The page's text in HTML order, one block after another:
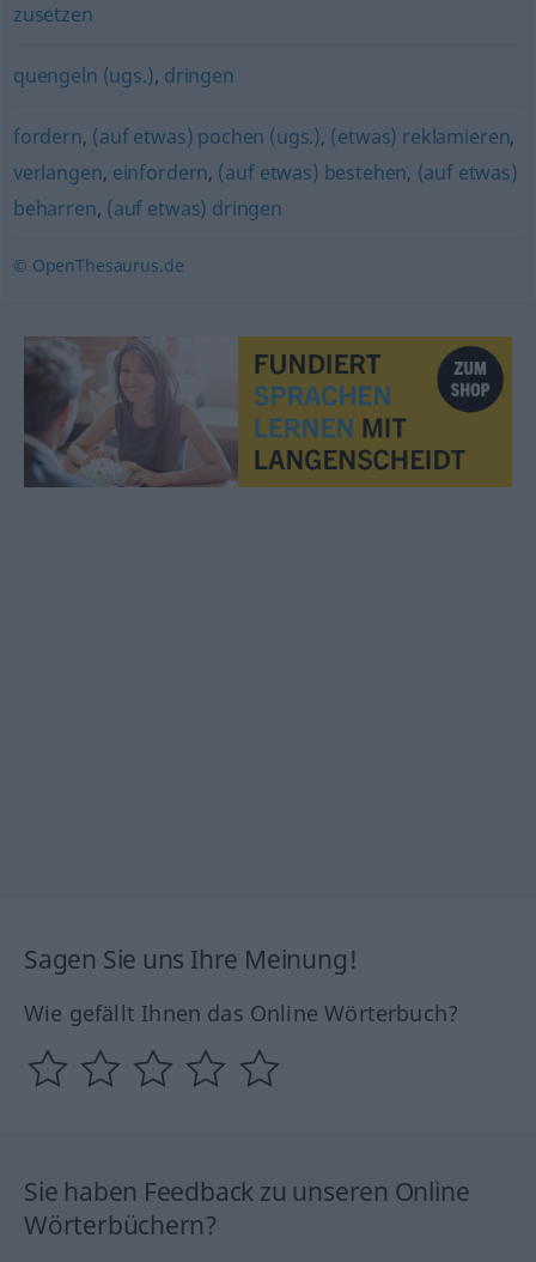
zusetzen
quengeln (ugs.), dringen
fordern, (auf etwas) pochen (ugs.), (etwas) reklamieren,
verlangen, einfordern, (auf etwas) bestehen, (auf etwas)
beharren, (auf etwas) dringen
© OpenThesaurus.de
Sagen Sie uns Ihre Meinung!
Wie gefällt Ihnen das Online Wörterbuch?
Sie haben Feedback zu unseren Online
Wörterbüchern?